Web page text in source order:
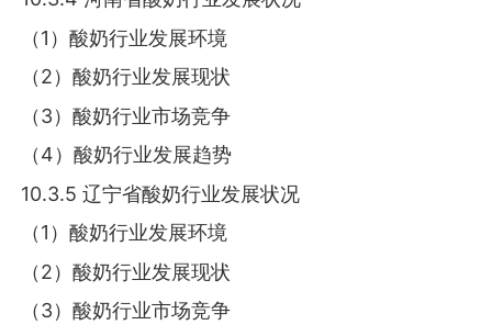
（1）酸奶行业发展环境
（2）酸奶行业发展现状
（3）酸奶行业市场竞争
（4）酸奶行业发展趋势
10.3.5 辽宁省酸奶行业发展状况
（1）酸奶行业发展环境
（2）酸奶行业发展现状
（3）酸奶行业市场竞争